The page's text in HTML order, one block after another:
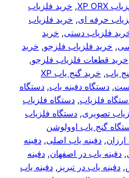
, خرید فلزیاب
, خرید فلزیاب
, خرید
فلزجو , خرید
فلزجو ,
خرید گنج یاب XP
یاب, دستگاه
, دستگاه فلزیاب
دستگاه فلزیاب
اوولوشن
اصلی, دفینه
اصفهان, دفینه
تبریز, دفینه یاب